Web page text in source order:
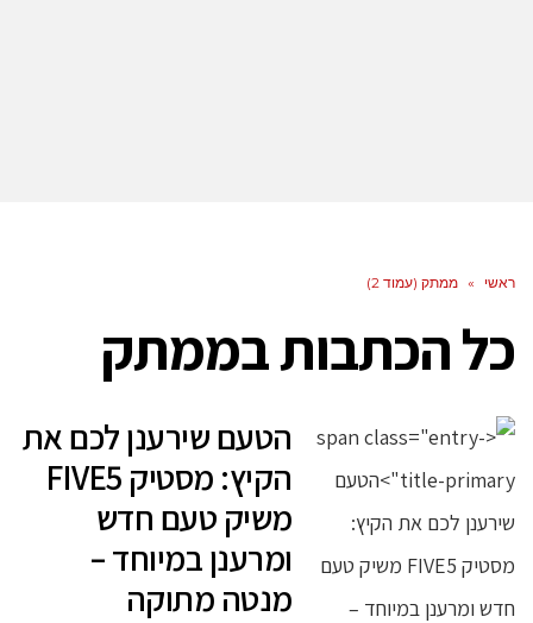
ראשי » ממתק (עמוד 2)
כל הכתבות בממתק
הטעם שירענן לכם את
הקיץ: מסטיק FIVE5
משיק טעם חדש
ומרענן במיוחד –
מנטה מתוקה